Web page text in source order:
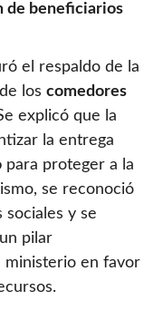
de beneficiarios
el respaldo de la
los comedores
explicó que la
la entrega
para proteger a la
se reconoció
sociales y se
pilar
ministerio en favor